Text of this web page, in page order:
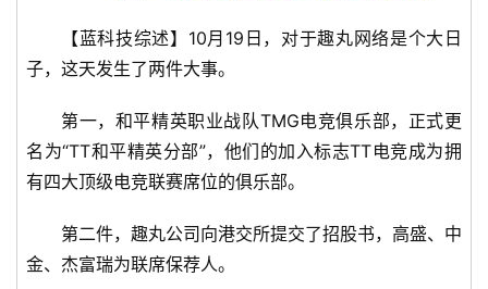
【蓝科技综述】10月19日，对于趣丸网络是个大日
子，这天发生了两件大事。
第一，和平精英职业战队TMG电竞俱乐部，正式更
名为“TT和平精英分部”，他们的加入标志TT电竞成为拥
有四大顶级电竞联赛席位的俱乐部。
第二件，趣丸公司向港交所提交了招股书，高盛、中
金、杰富瑞为联席保荐人。